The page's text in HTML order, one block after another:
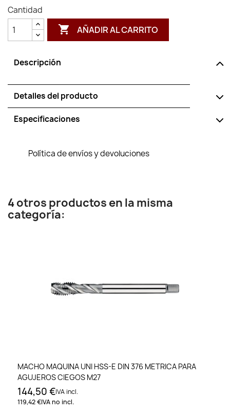
Cantidad
 AÑADIR AL CARRITO
Descripción
Detalles del producto
Especificaciones
Política de envíos y devoluciones
4 otros productos en la misma
categoría:
MACHO MAQUINA UNI HSS-E DIN 376 METRICA PARA
AGUJEROS CIEGOS M27
144,50 €IVA incl.
119,42 €IVA no incl.